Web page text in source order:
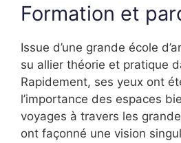
Formation et
Issue d’une grande école
su allier théorie et pratique
Rapidement, ses yeux ont
l’importance des espaces
voyages à travers les
ont façonné une vision